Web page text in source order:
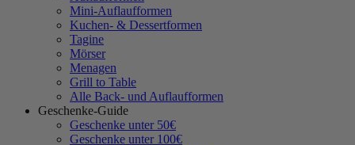
Mini-Auflaufformen
Kuchen- & Dessertformen
Tagine
Mörser
Menagen
Grill to Table
Alle Back- und Auflaufformen
Geschenke-Guide
Geschenke unter 50€
Geschenke unter 100€